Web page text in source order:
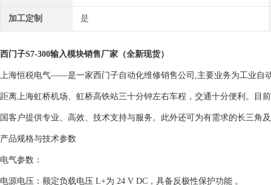
加工定制 是
西门子S7-300输入模块销售厂家（全新现货）
上海恒税电气——是一家西门子自动化维修销售公司,主要业务为工业自
距离上海虹桥机场、虹桥高铁站三十分钟左右车程，交通十分便利。目
国客户提供专业、高效、技术支持与服务。此外还可为有需求的长三角
产品规格与技术参数
‌电气参数‌：
‌电源电压‌：额定负载电压 L+为 24 V DC，具备反极性保护功能 。‌‌